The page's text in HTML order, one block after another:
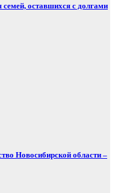
оставшихся с долгами
Новосибирской области –